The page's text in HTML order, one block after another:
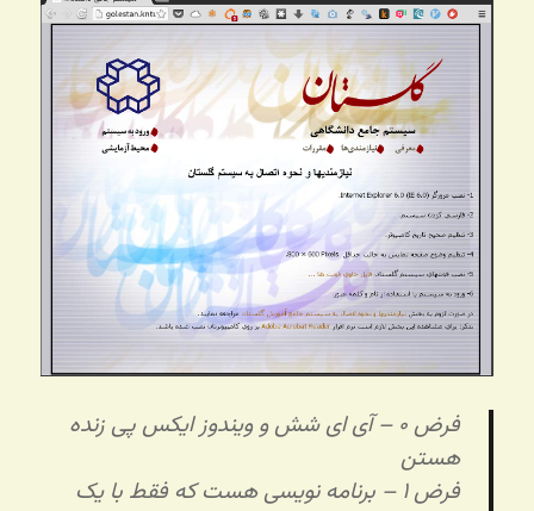
فرض ۰ – آی ای شش و ویندوز ایکس پی زنده
هستن
فرض ۱ – برنامه نویسی هست که فقط با یک